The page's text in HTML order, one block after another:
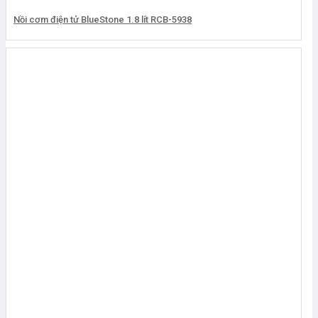
Nồi cơm điện tử BlueStone 1.8 lít RCB-5938